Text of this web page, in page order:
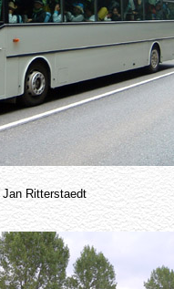
Jan Ritterstaedt